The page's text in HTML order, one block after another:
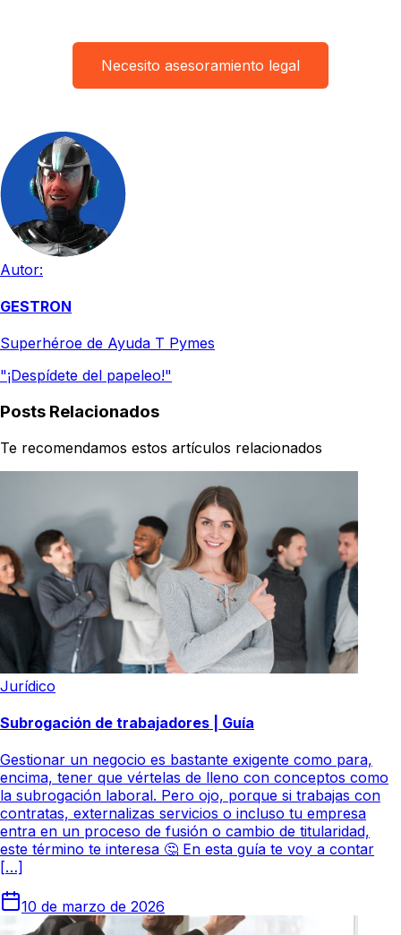
Necesito asesoramiento legal
Autor:
GESTRON
Superhéroe de Ayuda T Pymes
"¡Despídete del papeleo!"
Posts Relacionados
Te recomendamos estos artículos relacionados
Jurídico
Subrogación de trabajadores | Guía
Gestionar un negocio es bastante exigente como para,
encima, tener que vértelas de lleno con conceptos como
la subrogación laboral. Pero ojo, porque si trabajas con
contratas, externalizas servicios o incluso tu empresa
entra en un proceso de fusión o cambio de titularidad,
este término te interesa 🤔 En esta guía te voy a contar
[…]
10 de marzo de 2026